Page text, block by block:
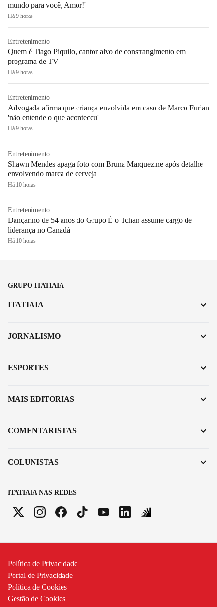
mundo para você, Amor!'
Há 9 horas
Entretenimento
Quem é Tiago Piquilo, cantor alvo de constrangimento em
programa de TV
Há 9 horas
Entretenimento
Advogada afirma que criança envolvida em caso de Marco Furlan
'não entende o que aconteceu'
Há 9 horas
Entretenimento
Shawn Mendes apaga foto com Bruna Marquezine após detalhe
envolvendo marca de cerveja
Há 10 horas
Entretenimento
Dançarino de 54 anos do Grupo É o Tchan assume cargo de
liderança no Canadá
Há 10 horas
GRUPO ITATIAIA
ITATIAIA NAS REDES
ITATIAIA
JORNALISMO
ESPORTES
MAIS EDITORIAS
COMENTARISTAS
COLUNISTAS
Política de Privacidade
Portal de Privacidade
Política de Cookies
Gestão de Cookies